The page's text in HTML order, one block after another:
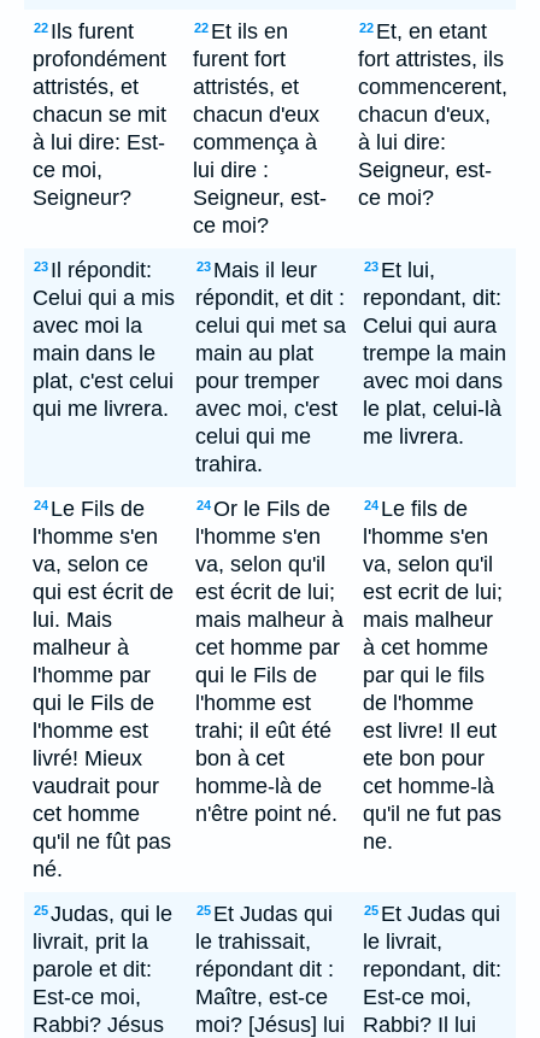
22 Ils furent
profondément
attristés, et
chacun se mit
à lui dire: Est-
ce moi,
Seigneur?
22 Et ils en
furent fort
attristés, et
chacun d'eux
commença à
lui dire :
Seigneur, est-
ce moi?
22 Et, en etant
fort attristes, ils
commencerent,
chacun d'eux,
à lui dire:
Seigneur, est-
ce moi?
23 Il répondit:
Celui qui a mis
avec moi la
main dans le
plat, c'est celui
qui me livrera.
23 Mais il leur
répondit, et dit :
celui qui met sa
main au plat
pour tremper
avec moi, c'est
celui qui me
trahira.
23 Et lui,
repondant, dit:
Celui qui aura
trempe la main
avec moi dans
le plat, celui-là
me livrera.
24 Le Fils de
l'homme s'en
va, selon ce
qui est écrit de
lui. Mais
malheur à
l'homme par
qui le Fils de
l'homme est
livré! Mieux
vaudrait pour
cet homme
qu'il ne fût pas
né.
24Or le Fils de
l'homme s'en
va, selon qu'il
est écrit de lui;
mais malheur à
cet homme par
qui le Fils de
l'homme est
trahi; il eût été
bon à cet
homme-là de
n'être point né.
24 Le fils de
l'homme s'en
va, selon qu'il
est ecrit de lui;
mais malheur
à cet homme
par qui le fils
de l'homme
est livre! Il eut
ete bon pour
cet homme-là
qu'il ne fut pas
ne.
25Judas, qui le
livrait, prit la
parole et dit:
Est-ce moi,
Rabbi? Jésus
25 Et Judas qui
le trahissait,
répondant dit :
Maître, est-ce
moi? [Jésus] lui
25 Et Judas qui
le livrait,
repondant, dit:
Est-ce moi,
Rabbi? Il lui